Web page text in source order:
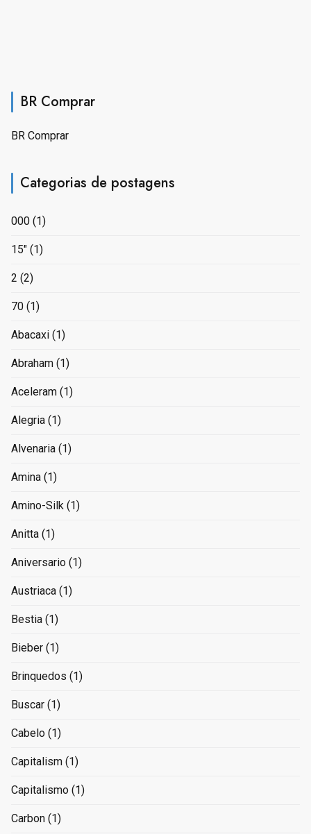
BR Comprar
BR Comprar
Categorias de postagens
000 (1)
15" (1)
2 (2)
70 (1)
Abacaxi (1)
Abraham (1)
Aceleram (1)
Alegria (1)
Alvenaria (1)
Amina (1)
Amino-Silk (1)
Anitta (1)
Aniversario (1)
Austriaca (1)
Bestia (1)
Bieber (1)
Brinquedos (1)
Buscar (1)
Cabelo (1)
Capitalism (1)
Capitalismo (1)
Carbon (1)